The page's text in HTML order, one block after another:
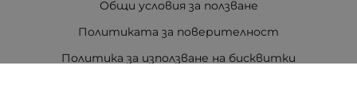
Общи условия за ползване
Политиката за поверителност
Политика за използване на бисквитки